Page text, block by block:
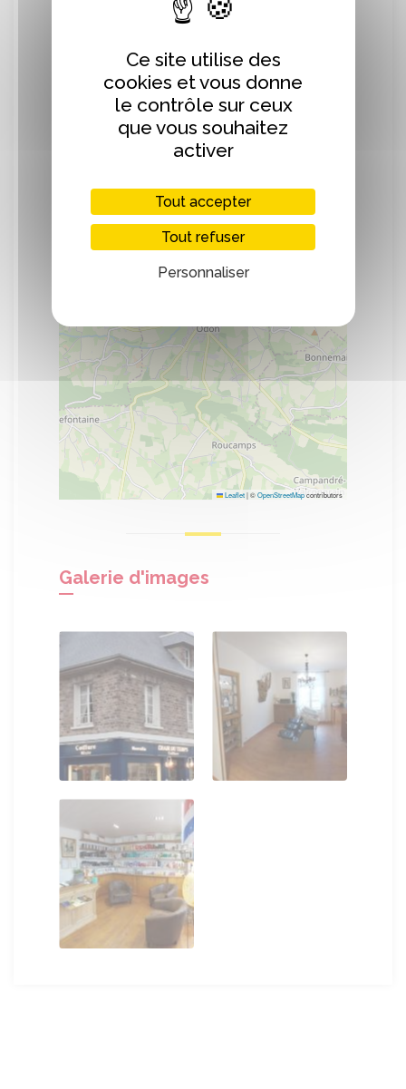
Permanente, Lissage, Coiffure...
Localisation
Leaflet|©OpenStreetMapcontributors
Galerie d'images
Ce site utilise des
cookies et vous donne
le contrôle sur ceux
que vous souhaitez
activer
Tout accepter
Tout refuser
Personnaliser